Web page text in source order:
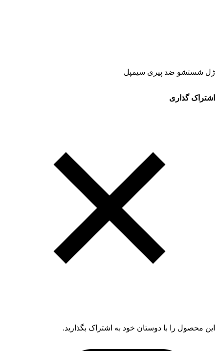
ژل شستشو ضد پیری سیمپل
اشتراک گذاری
این محصول را با دوستان خود به اشتراک بگذارید.